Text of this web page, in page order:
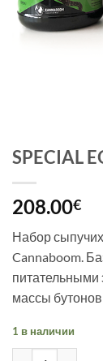
SPECIAL
208.00€
Набор
Cannaboom.
массы
1 в наличии